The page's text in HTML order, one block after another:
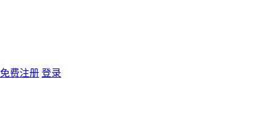
免费注册 登录